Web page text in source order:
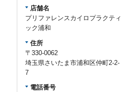
店舗名
プリファレンスカイロプラクティ
ック浦和
住所
〒330-0062
埼玉県さいたま市浦和区仲町2-2-
7
電話番号